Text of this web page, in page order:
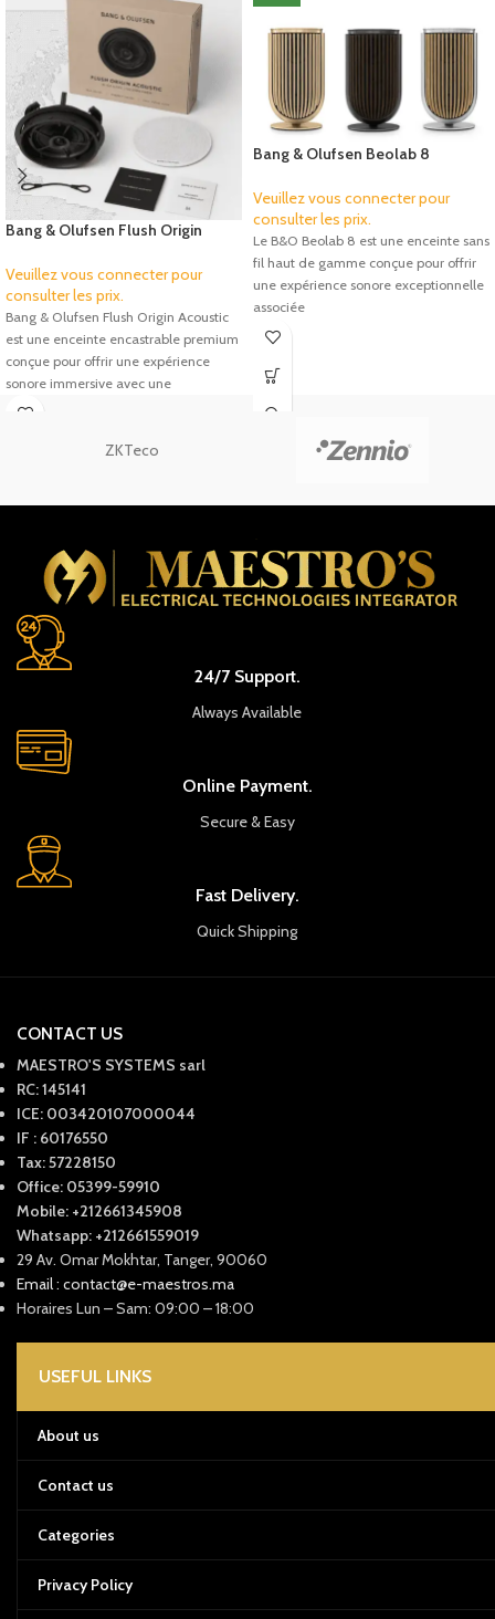
Bang & Olufsen Flush Origin
Veuillez vous connecter pour
consulter les prix.
Bang & Olufsen Flush Origin Acoustic
est une enceinte encastrable premium
conçue pour offrir une expérience
sonore immersive avec une
Bang & Olufsen Beolab 8
Veuillez vous connecter pour
consulter les prix.
Le B&O Beolab 8 est une enceinte sans
fil haut de gamme conçue pour offrir
une expérience sonore exceptionnelle
associée
ZKTeco
24/7 Support.
Always Available
Online Payment.
Secure & Easy
Fast Delivery.
Quick Shipping
CONTACT US
MAESTRO'S SYSTEMS sarl
RC: 145141
ICE: 003420107000044
IF : 60176550
Tax: 57228150
Office: 05399-59910
Mobile: +212661345908
Whatsapp: +212661559019
29 Av. Omar Mokhtar, Tanger, 90060
Email : contact@e-maestros.ma
Horaires Lun – Sam: 09:00 – 18:00
USEFUL LINKS
About us
Contact us
Categories
Privacy Policy